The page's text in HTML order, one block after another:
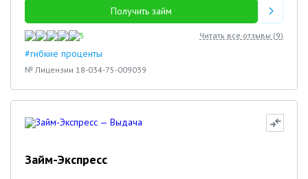
Получить займ
5 Читать все отзывы (9)
#гибкие проценты
№ Лицензии 18-034-75-009039
Займ-Экспресс